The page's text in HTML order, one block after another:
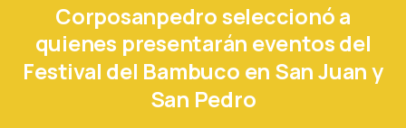
Corposanpedroseleccionóa
quienes presentarán eventosdel
Festival del Bambuco en SanJuany
San Pedro